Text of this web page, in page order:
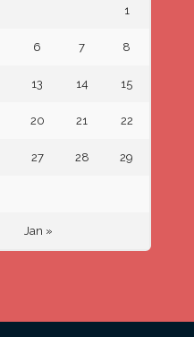
Jan »
1
6 7 8
13 14 15
20 21 22
27 28 29